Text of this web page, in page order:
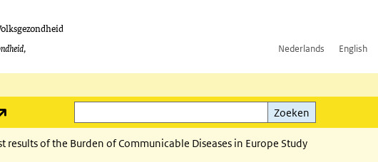
Nederlands English
Zoeken
Zoeken
of the Burden of Communicable Diseases in Europe Study